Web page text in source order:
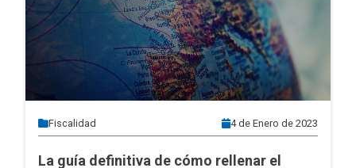
Fiscalidad 4 de Enero de 2023
La guía definitiva de cómo rellenar el